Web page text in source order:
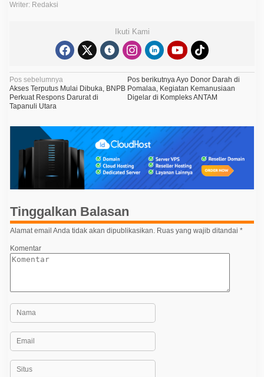
Writer: Redaksi
Ikuti Kami
N
a
v
i
i
p
o
s
Pos sebelumnya
Akses Terputus Mulai Dibuka, BNPB
Perkuat Respons Darurat di
Tapanuli Utara
Pos berikutnyaAyo Donor Darah di
Pomalaa, Kegiatan Kemanusiaan
Digelar di Kompleks ANTAM
Tinggalkan Balasan
Alamat email Anda tidak akan dipublikasikan. Ruas yang wajib ditandai *
Komentar